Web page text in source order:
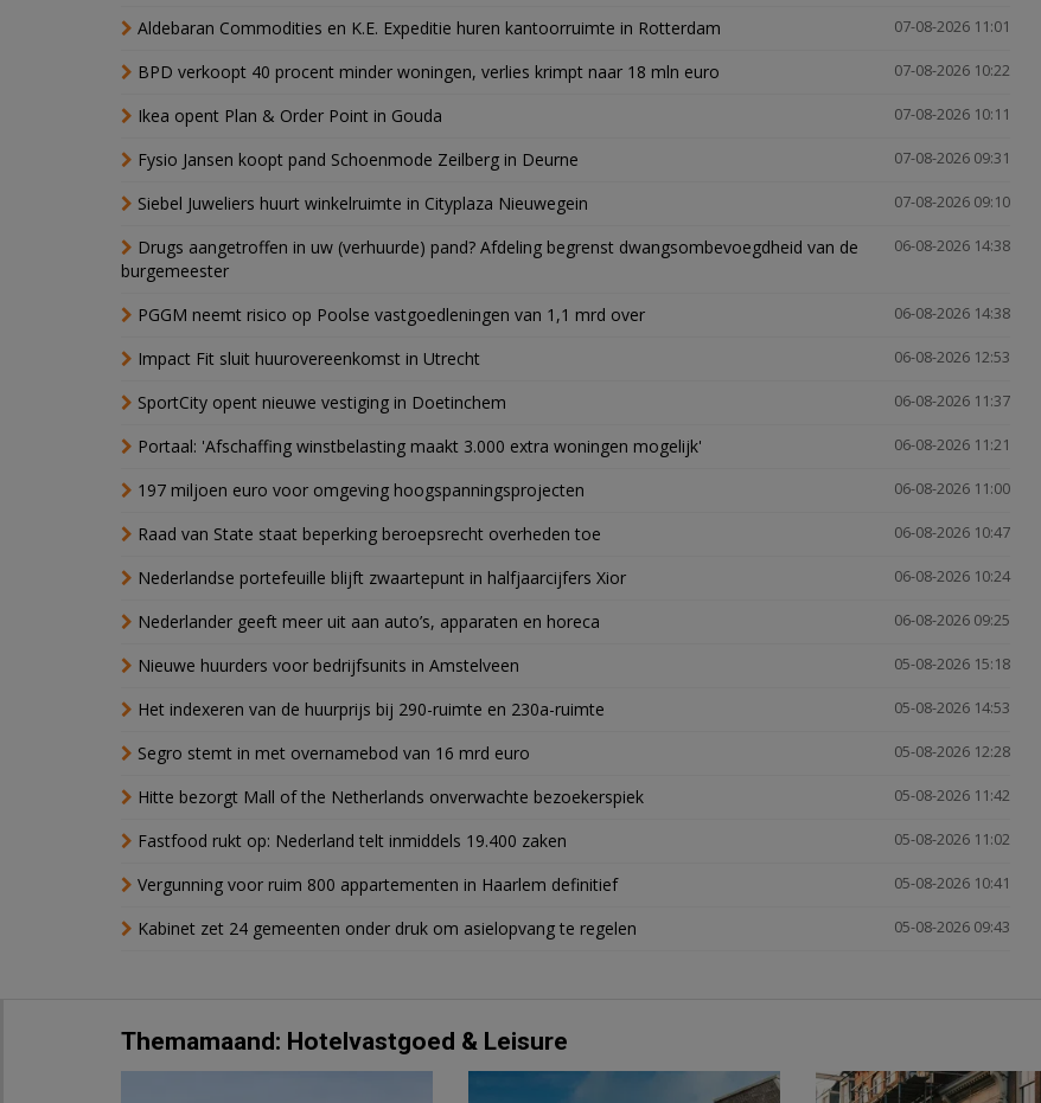
07-08-2026 11:01
Aldebaran Commodities en K.E. Expeditie huren kantoorruimte in Rotterdam
07-08-2026 10:22
BPD verkoopt 40 procent minder woningen, verlies krimpt naar 18 mln euro
07-08-2026 10:11
Ikea opent Plan & Order Point in Gouda
07-08-2026 09:31
Fysio Jansen koopt pand Schoenmode Zeilberg in Deurne
07-08-2026 09:10
Siebel Juweliers huurt winkelruimte in Cityplaza Nieuwegein
06-08-2026 14:38
Drugs aangetroffen in uw (verhuurde) pand? Afdeling begrenst dwangsombevoegdheid van de
burgemeester
06-08-2026 14:38
PGGM neemt risico op Poolse vastgoedleningen van 1,1 mrd over
06-08-2026 12:53
Impact Fit sluit huurovereenkomst in Utrecht
06-08-2026 11:37
SportCity opent nieuwe vestiging in Doetinchem
06-08-2026 11:21
Portaal: 'Afschaffing winstbelasting maakt 3.000 extra woningen mogelijk'
06-08-2026 11:00
197 miljoen euro voor omgeving hoogspanningsprojecten
06-08-2026 10:47
Raad van State staat beperking beroepsrecht overheden toe
06-08-2026 10:24
Nederlandse portefeuille blijft zwaartepunt in halfjaarcijfers Xior
06-08-2026 09:25
Nederlander geeft meer uit aan auto’s, apparaten en horeca
05-08-2026 15:18
Nieuwe huurders voor bedrijfsunits in Amstelveen
05-08-2026 14:53
Het indexeren van de huurprijs bij 290-ruimte en 230a-ruimte
05-08-2026 12:28
Segro stemt in met overnamebod van 16 mrd euro
05-08-2026 11:42
Hitte bezorgt Mall of the Netherlands onverwachte bezoekerspiek
05-08-2026 11:02
Fastfood rukt op: Nederland telt inmiddels 19.400 zaken
05-08-2026 10:41
Vergunning voor ruim 800 appartementen in Haarlem definitief
05-08-2026 09:43
Kabinet zet 24 gemeenten onder druk om asielopvang te regelen
Themamaand: Hotelvastgoed & Leisure